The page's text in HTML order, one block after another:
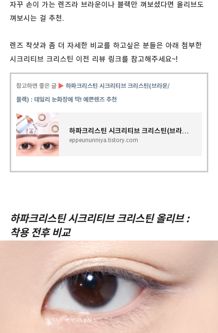
자꾸 손이 가는 렌즈라 브라운이나 블랙만 껴보셨다면 올리브도
껴보시는 걸 추천.
렌즈 착샷과 좀 더 자세한 비교를 하고싶은 분들은 아래 첨부한
시크리티브 크리스틴 이전 리뷰 링크를 참고해주세요~!
참고하면 좋은 글 ▶ 하파크리스틴 시크리티브 크리스틴(브라운/
블랙) : 데일리 눈화장에 딱! 예쁜렌즈 추천
하파크리스틴 시크리티브 크리스틴(브라운/블랙) : 데일리 눈화장에 딱! 예쁜렌즈 추천
eppeununniya.tistory.com
하파크리스틴 시크리티브 크리스틴 올리브 :
착용 전후 비교